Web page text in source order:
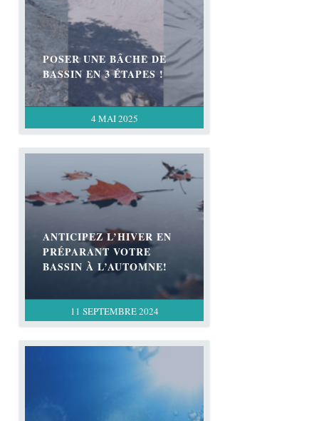
4 MAI 2025
POSER UNE BÂCHE DE
BASSIN EN 3 ÉTAPES !
11 SEPTEMBRE 2024
ANTICIPEZ L’HIVER EN
PRÉPARANT VOTRE
BASSIN À L’AUTOMNE!